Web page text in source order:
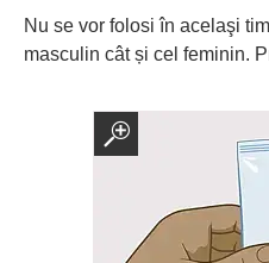
Nu se vor folosi în acelaşi
masculin cât și cel feminin.